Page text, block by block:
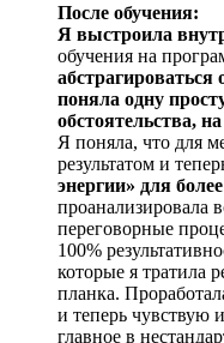
После обучения:
Я выстроила
обучения на
поняла одну
обстоятельства,
Я поняла, что для
результатом и
энергии» для
проанализировала
переговорные
100%
которые я тратила
планка.
и теперь чувствую
главное в